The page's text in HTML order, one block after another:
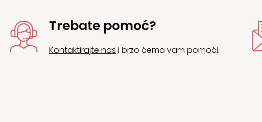
Trebate pomoć?
Kontaktirajte nas i brzo ćemo vam pomoći.